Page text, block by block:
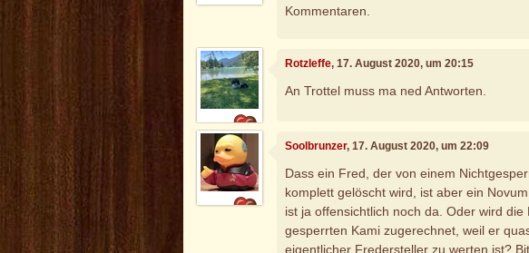
Kommentaren.
Rotzleffe, 17. August 2020, um 20:15
An Trottel muss ma ned Antworten.
Soolbrunzer, 17. August 2020, um 22:09
Dass ein Fred, der von einem
komplett gelöscht wird, ist aber ein
ist ja offensichtlich noch da. Oder wird die
gesperrten Kami zugerechnet, weil er
eigentlicher Fredersteller zu werten ist?